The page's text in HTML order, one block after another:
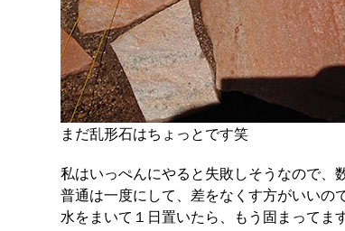
まだ乱形石はちょっとです笑
私はいっぺんにやると失敗しそうなので、
普通は一度にして、差をなくす方がいいの
水をまいて１日置いたら、もう固まってま